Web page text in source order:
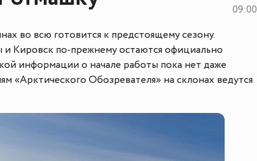
09:00
во всю готовится к предстоящему сезону.
и Кировск по-прежнему остаются официально
информации о начале работы пока нет даже
«Арктического Обозревателя» на склонах ведутся